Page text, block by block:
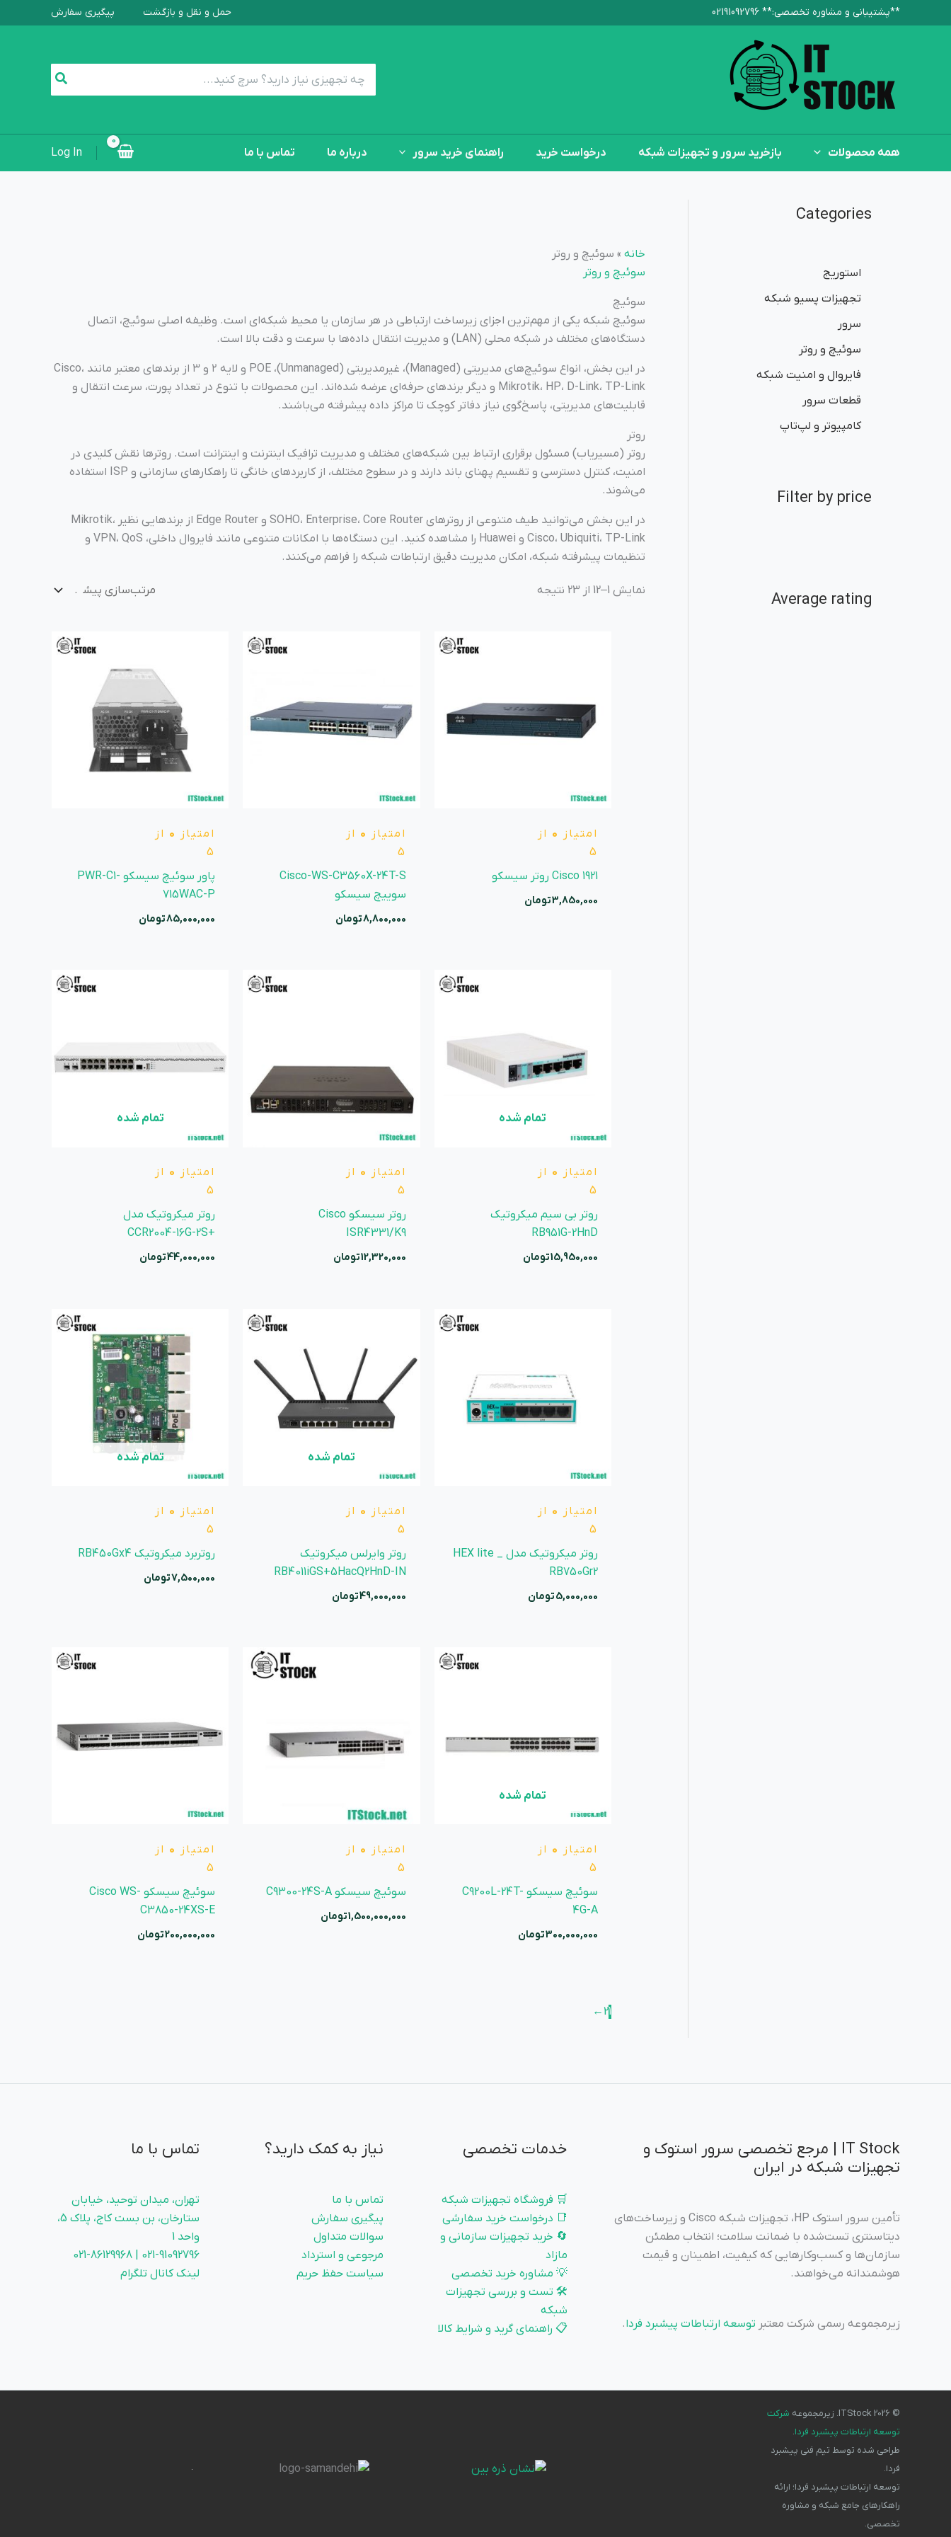
به
**پشتیبانی و مشاوره تخصصی:**‌ 02191092796 حمل و نقل و بازگشت پیگیری سفارش
همه محصولات بازخرید سرور و تجهیزات شبکه درخواست خرید راهنمای خرید سرور درباره ما تماس با ما Log In
Categories
استوریج
تجهیزات پسیو شبکه
سرور
سوئیچ و روتر
فایروال و امنیت شبکه
قطعات سرور
کامپیوتر و لپ‌تاپ
Filter by price
Average rating
خانه » سوئیچ و روتر
سوئیچ و روتر
سوئیچ
سوئیچ شبکه یکی از مهم‌ترین اجزای زیرساخت ارتباطی در هر سازمان یا محیط شبکه‌ای است. وظیفه اصلی سوئیچ، اتصال
دستگاه‌های مختلف در شبکه محلی (LAN) و مدیریت انتقال داده‌ها با سرعت و دقت بالا است.
در این بخش، انواع سوئیچ‌های مدیریتی (Managed)، غیرمدیریتی (Unmanaged)، POE و لایه ۲ و ۳ از برندهای معتبر مانند Cisco،
Mikrotik، HP، D-Link، TP-Link و دیگر برندهای حرفه‌ای عرضه شده‌اند. این محصولات با تنوع در تعداد پورت، سرعت انتقال و
قابلیت‌های مدیریتی، پاسخ‌گوی نیاز دفاتر کوچک تا مراکز داده پیشرفته می‌باشند.
روتر
روتر (مسیریاب) مسئول برقراری ارتباط بین شبکه‌های مختلف و مدیریت ترافیک اینترنت و اینترانت است. روترها نقش کلیدی در
امنیت، کنترل دسترسی و تقسیم پهنای باند دارند و در سطوح مختلف، از کاربردهای خانگی تا راهکارهای سازمانی و ISP استفاده
می‌شوند.
در این بخش می‌توانید طیف متنوعی از روترهای SOHO، Enterprise، Core Router و Edge Router از برندهایی نظیر Mikrotik،
Cisco، Ubiquiti، TP-Link و Huawei را مشاهده کنید. این دستگاه‌ها با امکانات متنوعی مانند فایروال داخلی، VPN، QoS و
تنظیمات پیشرفته شبکه، امکان مدیریت دقیق ارتباطات شبکه را فراهم می‌کنند.
نمایش 1–12 از 23 نتیجه
امتیاز 0 از
5
Cisco 1921 روتر سیسکو
3,850,000تومان
امتیاز 0 از
5
Cisco-WS-C3560X-24T-S
سوییچ سیسکو
8,800,000تومان
امتیاز 0 از
5
پاور سوئیچ سیسکو PWR-C1-
715WAC-P
85,000,000تومان
تمام شده
امتیاز 0 از
5
روتر بی سیم میکروتیک
RB951G-2HnD
15,950,000تومان
امتیاز 0 از
5
روتر سیسکو Cisco
ISR4331/K9
12,320,000تومان
تمام شده
امتیاز 0 از
5
روتر میکروتیک مدل
+CCR2004-16G-2S
44,000,000تومان
امتیاز 0 از
5
روتر میکروتیک مدل HEX lite _
RB750Gr2
5,000,000تومان
تمام شده
امتیاز 0 از
5
روتر وایرلس میکروتیک
RB4011iGS+5HacQ2HnD-IN
49,000,000تومان
تمام شده
امتیاز 0 از
5
روتربرد میکروتیک RB450Gx4
7,500,000تومان
تمام شده
امتیاز 0 از
5
سوئیچ سیسکو C9200L-24T-
4G-A
300,000,000تومان
امتیاز 0 از
5
سوئیچ سیسکو C9300-24S-A
1,500,000,000تومان
امتیاز 0 از
5
سوئیچ سیسکو Cisco WS-
C3850-24XS-E
200,000,000تومان
1
2
←
IT Stock | مرجع تخصصی سرور استوک و
تجهیزات شبکه در ایران
تأمین سرور استوک HP، تجهیزات شبکه Cisco و زیرساخت‌های
دیتاسنتری تست‌شده با ضمانت سلامت؛ انتخاب مطمئن
سازمان‌ها و کسب‌وکارهایی که کیفیت، اطمینان و قیمت
هوشمندانه می‌خواهند.
زیرمجموعه رسمی شرکت معتبر توسعه ارتباطات پیشبرد فردا.
خدمات تخصصی
🛒 فروشگاه تجهیزات شبکه
📑 درخواست خرید سفارشی
🔄 خرید تجهیزات سازمانی و
مازاد
💡 مشاوره خرید تخصصی
🛠️ تست و بررسی تجهیزات
شبکه
📋 راهنمای گرید و شرایط کالا
نیاز به کمک دارید؟
تماس با ما
پیگیری سفارش
سوالات متداول
مرجوعی و استرداد
سیاست حفظ حریم
تماس با ما
تهران، میدان توحید، خیابان
ستارخان، بن بست کاج، پلاک 5،
واحد 1
021-91092796 | 021-86129968
لینک کانال تلگرام
© 2026 ITStock. زیرمجموعه
شرکت
توسعه ارتباطات پیشبرد فردا.
طراحی شده توسط تیم فنی پیشبرد
فردا.
توسعه ارتباطات پیشبرد فردا؛ ارائه
راهکارهای جامع شبکه و مشاوره
تخصصی.